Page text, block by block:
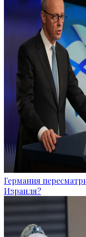
Германия
Израиля?